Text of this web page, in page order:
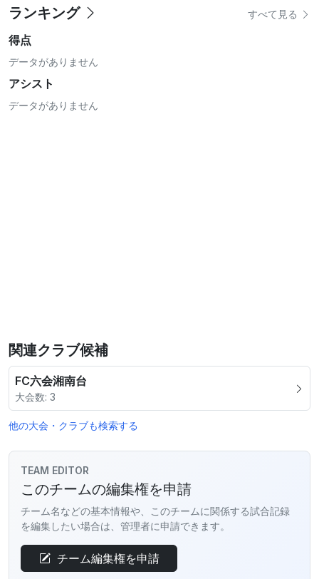
ランキング すべて見る
得点
データがありません
アシスト
データがありません
関連クラブ候補
FC六会湘南台
大会数: 3
他の大会・クラブも検索する
TEAM EDITOR
このチームの編集権を申請
チーム名などの基本情報や、このチームに関係する試合記録
を編集したい場合は、管理者に申請できます。
チーム編集権を申請